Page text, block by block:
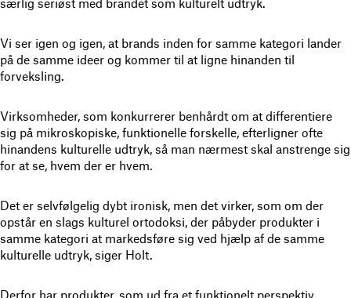
særlig seriøst med brandet som kulturelt udtryk.
Vi ser igen og igen, at brands inden for samme kategori lander
på de samme ideer og kommer til at ligne hinanden til
forveksling.
Virksomheder, som konkurrerer benhårdt om at differentiere
sig på mikroskopiske, funktionelle forskelle, efterligner ofte
hinandens kulturelle udtryk, så man nærmest skal anstrenge sig
for at se, hvem der er hvem.
Det er selvfølgelig dybt ironisk, men det virker, som om der
opstår en slags kulturel ortodoksi, der påbyder produkter i
samme kategori at markedsføre sig ved hjælp af de samme
kulturelle udtryk, siger Holt.
Derfor har produkter, som ud fra et funktionelt perspektiv